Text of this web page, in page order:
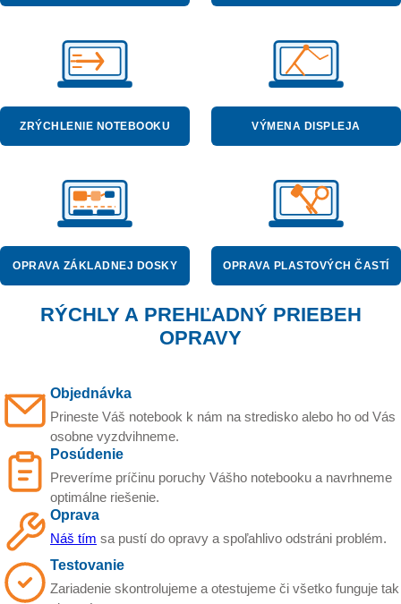
ZRÝCHLENIE NOTEBOOKU VÝMENA DISPLEJA
OPRAVA ZÁKLADNEJ DOSKY OPRAVA PLASTOVÝCH ČASTÍ
RÝCHLY A PREHĽADNÝ PRIEBEH
OPRAVY
Objednávka
Prineste Váš notebook k nám na stredisko alebo ho od Vás
osobne vyzdvihneme.
Posúdenie
Preveríme príčinu poruchy Vášho notebooku a navrhneme
optimálne riešenie.
Oprava
Náš tím sa pustí do opravy a spoľahlivo odstráni problém.
Testovanie
Zariadenie skontrolujeme a otestujeme či všetko funguje tak